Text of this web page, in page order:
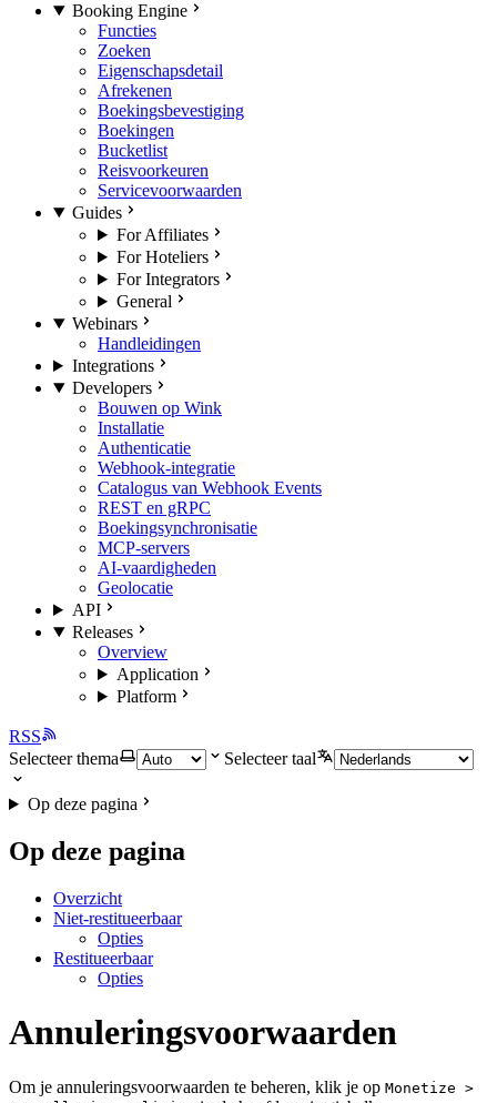
Booking Engine
Functies
Zoeken
Eigenschapsdetail
Afrekenen
Boekingsbevestiging
Boekingen
Bucketlist
Reisvoorkeuren
Servicevoorwaarden
Guides
For Affiliates
For Hoteliers
For Integrators
General
Webinars
Handleidingen
Integrations
Developers
Bouwen op Wink
Installatie
Authenticatie
Webhook-integratie
Catalogus van Webhook Events
REST en gRPC
Boekingsynchronisatie
MCP-servers
AI-vaardigheden
Geolocatie
API
Releases
Overview
Application
Platform
RSS
Selecteer thema
Selecteer taal
Op deze pagina
Op deze pagina
Overzicht
Niet-restitueerbaar
Opties
Restitueerbaar
Opties
Annuleringsvoorwaarden
Om je annuleringsvoorwaarden te beheren, klik je op Monetize >